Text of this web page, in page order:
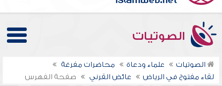
الصوتيات
الصوتيات علماء ودعاة
محاضرات مفرغة
لقاء مفتوح في الرياض
عائض القرني صفحة الفهرس